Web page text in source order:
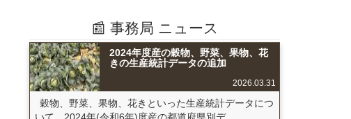
📰 事務局 ニュース
2024年度産の穀物、野菜、果物、花
きの生産統計データの追加
2026.03.31
穀物、野菜、果物、花きといった生産統計データにつ
いて、2024年(令和6年)度産の都道府県別デ...